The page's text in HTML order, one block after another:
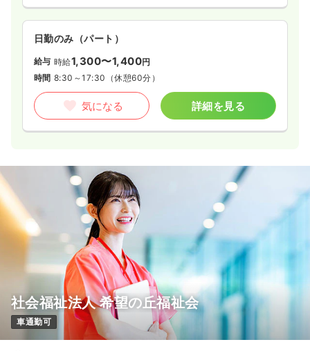
日勤のみ（パート）
給与 時給1,300〜1,400円
時間 8:30～17:30 （休憩60分）
気になる 詳細を見る
社会福祉法人 希望の丘福祉会
車通勤可